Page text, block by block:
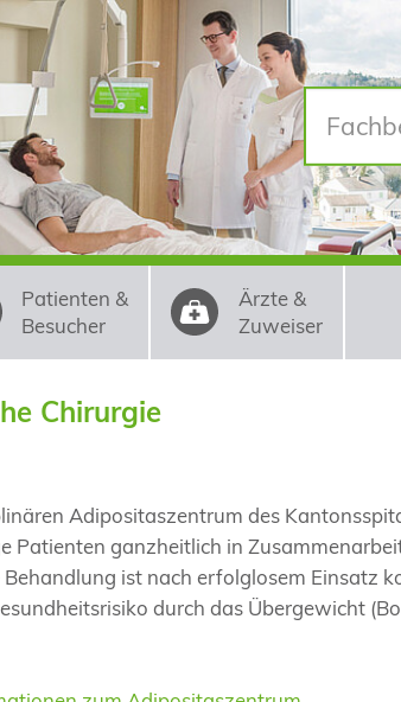
Patienten &
Besucher
Ärzte &
Zuweiser
Chirurgie
Adipositaszentrum des
Patienten ganzheitlich in
Behandlung ist nach erfolglosem Einsatz
durch das Übergewicht